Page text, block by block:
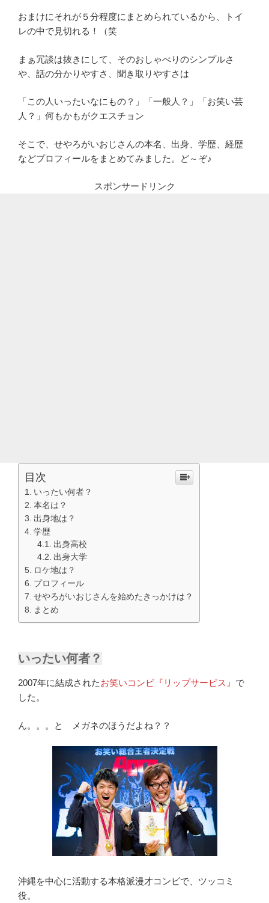
おまけにそれが５分程度にまとめられているから、トイ
レの中で見切れる！（笑
まぁ冗談は抜きにして、そのおしゃべりのシンプルさ
や、話の分かりやすさ、聞き取りやすさは
「この人いったいなにもの？」「一般人？」「お笑い芸
人？」何もかもがクエスチョン
そこで、せやろがいおじさんの本名、出身、学歴、経歴
などプロフィールをまとめてみました。ど～ぞ♪
スポンサードリンク
目次
いったい何者？
本名は？
出身地は？
学歴
出身高校
出身大学
ロケ地は？
プロフィール
せやろがいおじさんを始めたきっかけは？
まとめ
いったい何者？
2007年に結成されたお笑いコンビ『リップサービス』 で
した。
ん。。。と メガネのほうだよね？？
沖縄を中心に活動する本格派漫才コンビで、ツッコミ
役。